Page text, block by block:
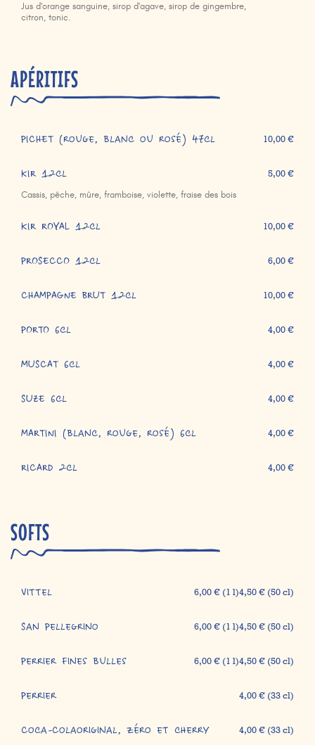
Jus d'orange sanguine, sirop d'agave, sirop de gingembre,
citron, tonic.
APÉRITIFS
PICHET (rouge, blanc ou rosé) 47cl 10,00 €
KIR 12cl
Cassis, pêche, mûre, framboise, violette, fraise des bois
5,00 €
KIR ROYAL 12cl 10,00 €
PROSECCO 12cl 6,00 €
CHAMPAGNE BRUT 12cl 10,00 €
PORTO 6cl 4,00 €
MUSCAT 6cl 4,00 €
SUZE 6cl 4,00 €
MARTINI (blanc, rouge, rosé) 6cl 4,00 €
RICARD 2cl 4,00 €
SOFTS
Vittel 6,00 € (1 l)4,50 € (50 cl)
San Pellegrino 6,00 € (1 l)4,50 € (50 cl)
Perrier fines bulles 6,00 € (1 l)4,50 € (50 cl)
Perrier 4,00 € (33 cl)
Coca-Colaoriginal, zéro et cherry 4,00 € (33 cl)